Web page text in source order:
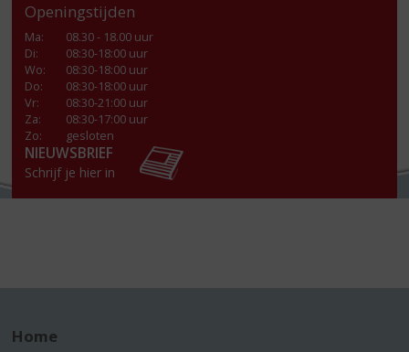
Openingstijden
Ma:
08.30 - 18.00 uur
Di:
08:30-18:00 uur
Wo:
08:30-18:00 uur
Do:
08:30-18:00 uur
Vr:
08:30-21:00 uur
Za:
08:30-17:00 uur
Zo:
gesloten
NIEUWSBRIEF
Schrijf je hier in
Home